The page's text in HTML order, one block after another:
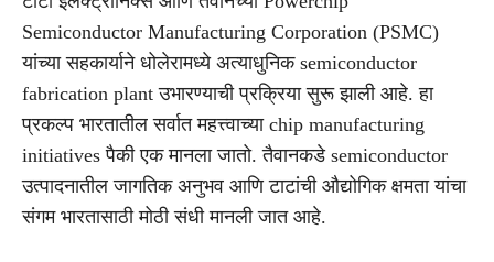
Semiconductor Manufacturing Corporation (PSMC)
यांच्या सहकार्याने धोलेरामध्ये अत्याधुनिक semiconductor
fabrication plant उभारण्याची प्रक्रिया सुरू झाली आहे. हा
प्रकल्प भारतातील सर्वात महत्त्वाच्या chip manufacturing
initiatives पैकी एक मानला जातो. तैवानकडे semiconductor
उत्पादनातील जागतिक अनुभव आणि टाटांची औद्योगिक क्षमता यांचा
संगम भारतासाठी मोठी संधी मानली जात आहे.